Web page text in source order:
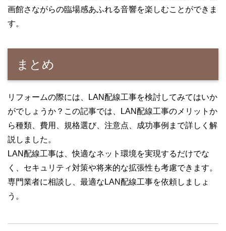
画館さながらの臨場感あふれる音響を楽しむことができま
す。
まとめ
リフォームの際には、LAN配線工事を検討してみてはいか
がでしょうか？この記事では、LAN配線工事のメリットか
ら種類、費用、規格選び、注意点、成功事例まで詳しく解
説しました。
LAN配線工事は、快適なネット環境を実現するだけでな
く、セキュリティ対策や将来的な拡張性も考慮できます。
専門業者に相談し、最適なLAN配線工事を依頼しましょ
う。